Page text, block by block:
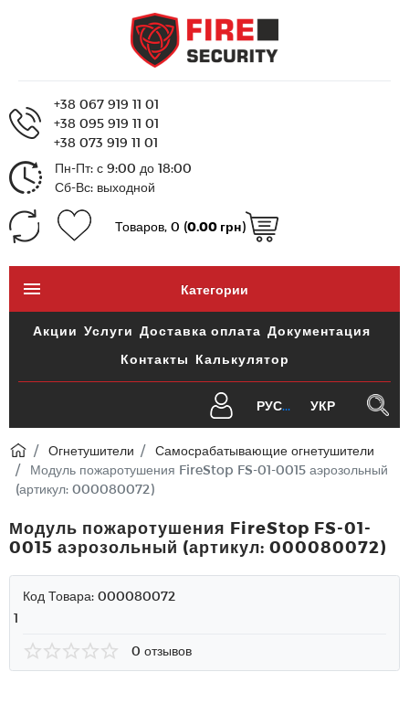
+38 067 919 11 01
+38 095 919 11 01
+38 073 919 11 01
Пн-Пт: с 9:00 до 18:00
Сб-Вс: выходной
Товаров, 0 (0.00 грн)
Категории
Акции Услуги Доставка оплата Документация
Контакты Калькулятор
РУС УКР
Огнетушители
Самосрабатывающие огнетушители
Модуль пожаротушения FireStop FS-01-0015 аэрозольный
(артикул: 000080072)
Модуль пожаротушения FireStop FS-01-
0015 аэрозольный (артикул: 000080072)
Код Товара: 000080072
1
0 отзывов